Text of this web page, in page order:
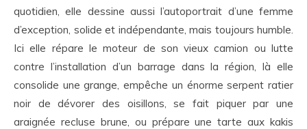
quotidien, elle dessine aussi l’autoportrait d’une femme
d’exception, solide et indépendante, mais toujours humble.
Ici elle répare le moteur de son vieux camion ou lutte
contre l’installation d’un barrage dans la région, là elle
consolide une grange, empêche un énorme serpent ratier
noir de dévorer des oisillons, se fait piquer par une
araignée recluse brune, ou prépare une tarte aux kakis